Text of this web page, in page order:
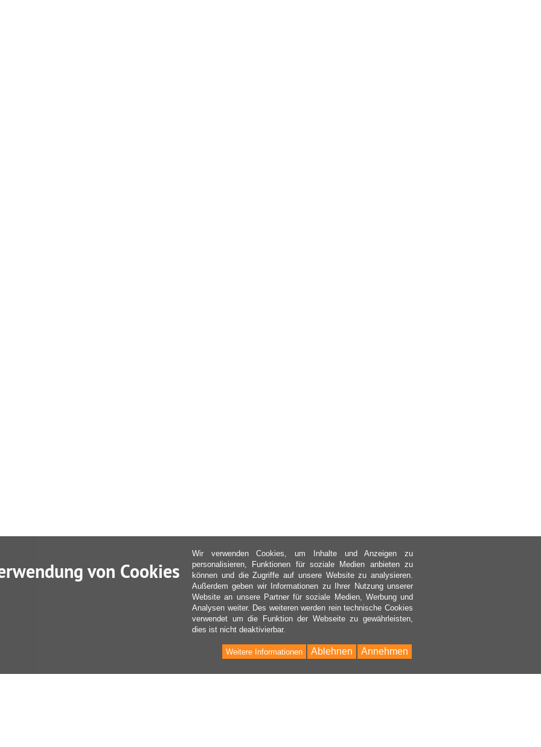
von Cookies
Wir verwenden Cookies, um Inhalte und Anzeigen zu
personalisieren, Funktionen für soziale Medien anbieten zu
können und die Zugriffe auf unsere Website zu analysieren.
Außerdem geben wir Informationen zu Ihrer Nutzung unserer
Website an unsere Partner für soziale Medien, Werbung und
Analysen weiter. Des weiteren werden rein technische Cookies
verwendet um die Funktion der Webseite zu gewährleisten,
dies ist nicht deaktivierbar.
Annehmen
Ablehnen
Weitere Informationen